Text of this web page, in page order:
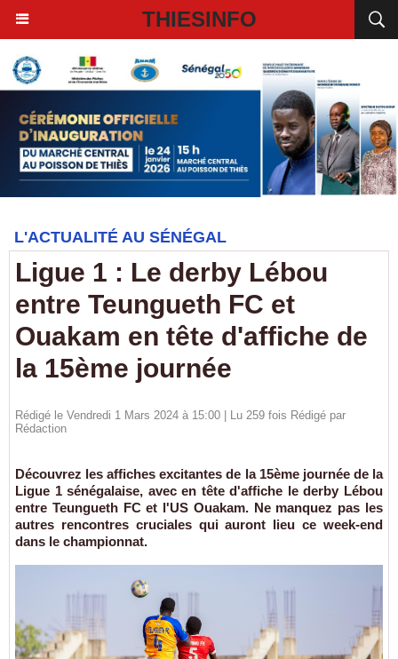
THIESINFO
L'ACTUALITÉ AU SÉNÉGAL
Ligue 1 : Le derby Lébou
entre Teungueth FC et
Ouakam en tête d'affiche de
la 15ème journée
Rédigé le Vendredi 1 Mars 2024 à 15:00 | Lu 259 fois Rédigé par
Rédaction
Découvrez les affiches excitantes de la 15ème journée de la
Ligue 1 sénégalaise, avec en tête d'affiche le derby Lébou
entre Teungueth FC et l'US Ouakam. Ne manquez pas les
autres rencontres cruciales qui auront lieu ce week-end
dans le championnat.